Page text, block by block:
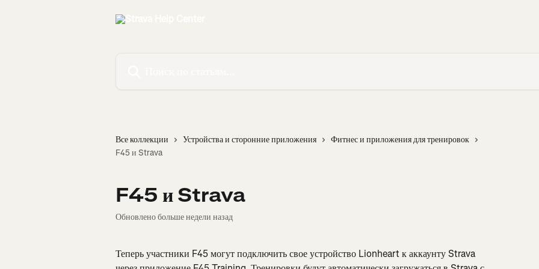
Все коллекции Устройства и сторонние приложения
Фитнес и приложения для тренировок
F45 и Strava
F45 и Strava
Обновлено больше недели назад
Теперь участники F45 могут подключить свое устройство Lionheart к аккаунту Strava